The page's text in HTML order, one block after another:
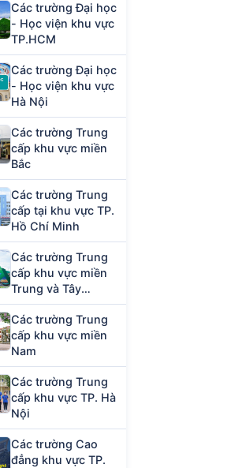
Các trường Đại học
- Học viện khu vực
TP.HCM
Các trường Đại học
- Học viện khu vực
Hà Nội
Các trường Trung
cấp khu vực miền
Bắc
Các trường Trung
cấp tại khu vực TP.
Hồ Chí Minh
Các trường Trung
cấp khu vực miền
Trung và Tây
Nguyên
Các trường Trung
cấp khu vực miền
Nam
Các trường Trung
cấp khu vực TP. Hà
Nội
Các trường Cao
đẳng khu vực TP.